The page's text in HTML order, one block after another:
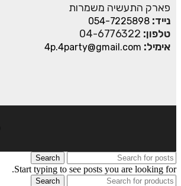
פארק התעשיה משמרות
נייד: 054-7225898
טלפון: 04-6776322
אימיל: 4p.4party@gmail.com
Search
Start typing to see posts you are looking for.
Search